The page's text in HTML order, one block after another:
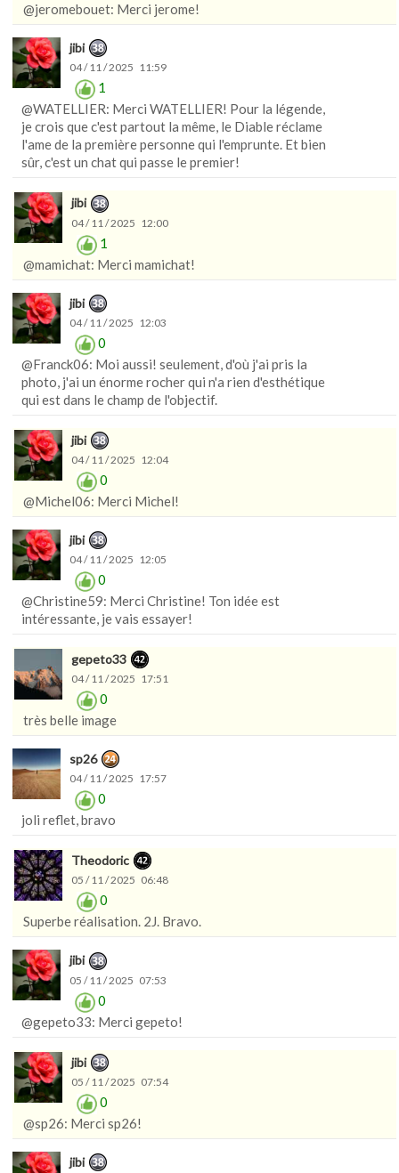
@jeromebouet: Merci jerome!
jibi
04 / 11 / 2025 11:59
1
@WATELLIER: Merci WATELLIER! Pour la légende,
je crois que c'est partout la même, le Diable réclame
l'ame de la première personne qui l'emprunte. Et bien
sûr, c'est un chat qui passe le premier!
jibi
04 / 11 / 2025 12:00
1
@mamichat: Merci mamichat!
jibi
04 / 11 / 2025 12:03
0
@Franck06: Moi aussi! seulement, d'où j'ai pris la
photo, j'ai un énorme rocher qui n'a rien d'esthétique
qui est dans le champ de l'objectif.
jibi
04 / 11 / 2025 12:04
0
@Michel06: Merci Michel!
jibi
04 / 11 / 2025 12:05
0
@Christine59: Merci Christine! Ton idée est
intéressante, je vais essayer!
gepeto33
04 / 11 / 2025 17:51
0
très belle image
sp26
04 / 11 / 2025 17:57
0
joli reflet, bravo
Theodoric
05 / 11 / 2025 06:48
0
Superbe réalisation. 2J. Bravo.
jibi
05 / 11 / 2025 07:53
0
@gepeto33: Merci gepeto!
jibi
05 / 11 / 2025 07:54
0
@sp26: Merci sp26!
jibi